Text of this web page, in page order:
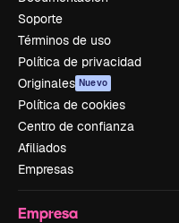
Soporte
Términos de uso
Política de privacidad
Originales Nuevo
Política de cookies
Centro de confianza
Afiliados
Empresas
Empresa